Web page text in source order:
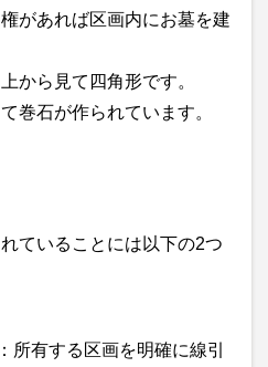
があれば区画内にお墓を建
から見て四角形です。
巻石が作られています。
ていることには以下の2つ
所有する区画を明確に線引